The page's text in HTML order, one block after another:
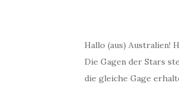
Hallo (aus) Australien!
Die Gagen der Stars
die gleiche Gage